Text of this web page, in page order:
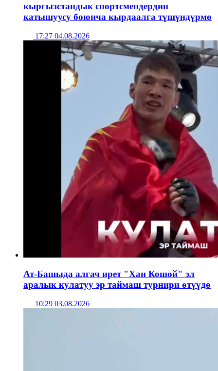
кыргызстандык спортсмендердин
катышуусу боюнча кырдаалга түшүндүрмө
17:27 04.08.2026
Ат-Башыда алгач ирет "Хан Кошой" эл
аралык кулатуу эр таймаш турнири өтүүдө
10:29 03.08.2026